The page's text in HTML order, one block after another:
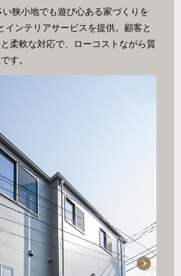
狭小地でも遊び心ある家づくりを
インテリアサービスを提供。顧客と
柔軟な対応で、ローコストながら質
す。